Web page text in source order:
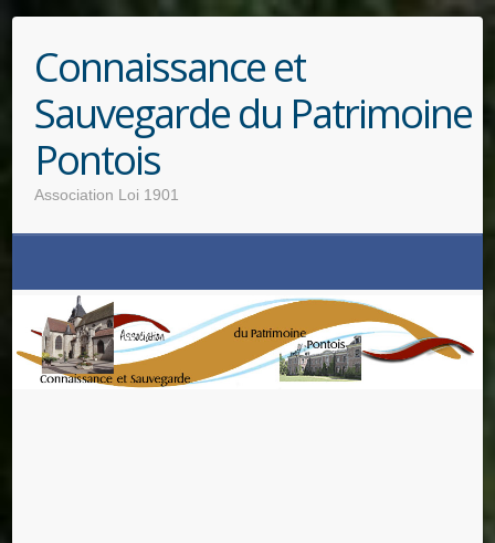
Connaissance et
Sauvegarde du Patrimoine
Pontois
Association Loi 1901